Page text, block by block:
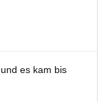
es kam bis